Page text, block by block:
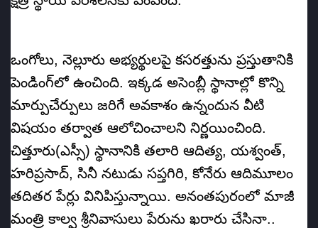
ఒంగోలు, నెల్లూరు అభ్యర్థులపై కసరత్తును ప్రస్తుతానికి
పెండింగ్‌లో ఉంచింది. ఇక్కడ అసెంబ్లీ స్థానాల్లో కొన్ని
మార్పుచేర్పులు జరిగే అవకాశం ఉన్నందున వీటి
విషయం తర్వాత ఆలోచించాలని నిర్ణయించింది.
చిత్తూరు(ఎస్సీ) స్థానానికి తలారి ఆదిత్య, యశ్వంత్‌,
హరిప్రసాద్‌, సినీ నటుడు సప్తగిరి, కోనేరు ఆదిమూలం
తదితర పేర్లు వినిపిస్తున్నాయి. అనంతపురంలో మాజీ
మంత్రి కాల్వ శ్రీనివాసులు పేరును ఖరారు చేసినా..